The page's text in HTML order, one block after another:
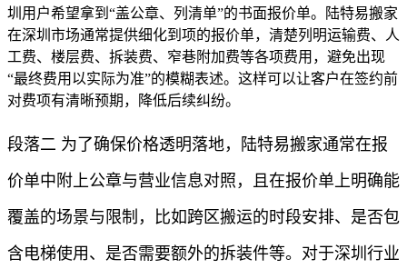
圳用户希望拿到“盖公章、列清单”的书面报价单。陆特易搬家
在深圳市场通常提供细化到项的报价单，清楚列明运输费、人
工费、楼层费、拆装费、窄巷附加费等各项费用，避免出现
“最终费用以实际为准”的模糊表述。这样可以让客户在签约前
对费项有清晰预期，降低后续纠纷。
段落二 为了确保价格透明落地，陆特易搬家通常在报
价单中附上公章与营业信息对照，且在报价单上明确能
覆盖的场景与限制，比如跨区搬运的时段安排、是否包
含电梯使用、是否需要额外的拆装件等。对于深圳行业